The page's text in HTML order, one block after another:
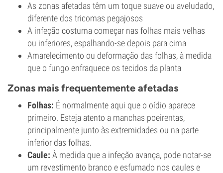
As zonas afetadas têm um toque suave ou aveludado,
diferente dos tricomas pegajosos
A infeção costuma começar nas folhas mais velhas
ou inferiores, espalhando-se depois para cima
Amarelecimento ou deformação das folhas, à medida
que o fungo enfraquece os tecidos da planta
Zonas mais frequentemente afetadas
Folhas: É normalmente aqui que o oídio aparece
primeiro. Esteja atento a manchas poeirentas,
principalmente junto às extremidades ou na parte
inferior das folhas.
Caule: À medida que a infeção avança, pode notar-se
um revestimento branco e esfumado nos caules e